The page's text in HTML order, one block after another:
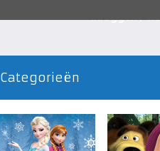
Inloggen /
Categorieën